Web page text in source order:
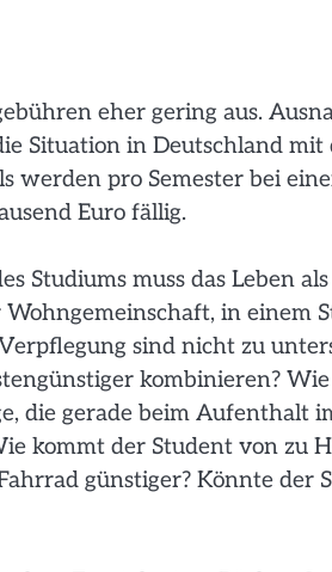
eher gering aus.
Situation in Deutschland mit
werden pro Semester bei
Euro fällig.
Studiums muss das Leben
in einem
sind nicht zu
kombinieren?
die gerade beim Aufenthalt
kommt der Student von zu
günstiger? Könnte der